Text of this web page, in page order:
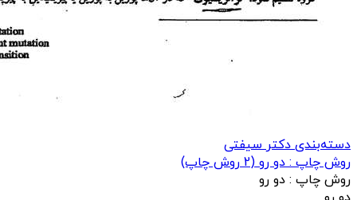
دسته‌بندی دکتر سیفتی
روش چاپ : دو رو(
2 روش چاپ)
روش چاپ : دو رو